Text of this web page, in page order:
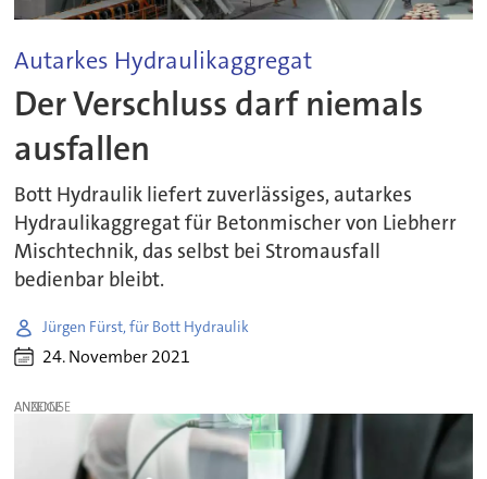
Autarkes Hydraulikaggregat
Der Verschluss darf niemals
ausfallen
Bott Hydraulik liefert zuverlässiges, autarkes
Hydraulikaggregat für Betonmischer von Liebherr
Mischtechnik, das selbst bei Stromausfall
bedienbar bleibt.
Jürgen Fürst, für Bott Hydraulik
24. November 2021
ANZEIGE